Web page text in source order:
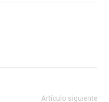
Artículo siguiente